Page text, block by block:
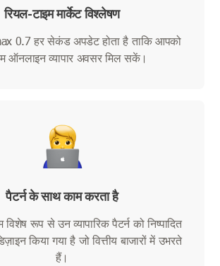
रियल-टाइम मार्केट विश्लेषण
0.7 हर सेकंड अपडेट होता है ताकि आपको
ऑनलाइन व्यापार अवसर मिल सकें।
पैटर्न के साथ काम करता है
विशेष रूप से उन व्यापारिक पैटर्न को निष्पादित
किया गया है जो वित्तीय बाजारों में उभरते
हैं।